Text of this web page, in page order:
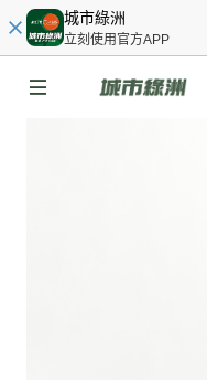
城市綠洲
立刻使用官方APP